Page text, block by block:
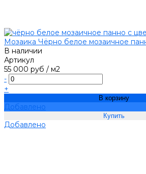
Мозаика Чёрно белое мозаичное
В наличии
Артикул
55 000 руб / м2
-
+
В корзину
Добавлено
Добавлено